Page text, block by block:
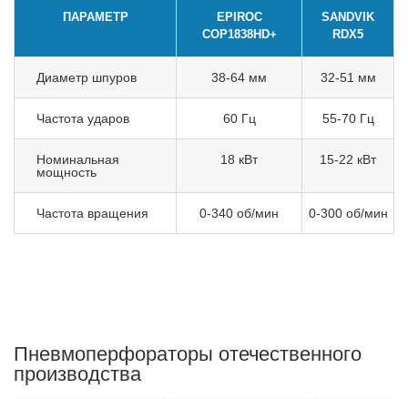
ПАРАМЕТР
EPIROC
СОР1838HD+
SANDVIK
RDX5
Диаметр шпуров 38-64 мм 32-51 мм
Частота ударов 60 Гц 55-70 Гц
Номинальная
мощность
18 кВт 15-22 кВт
Частота вращения 0-340 об/мин 0-300 об/мин
Пневмоперфораторы отечественного
производства